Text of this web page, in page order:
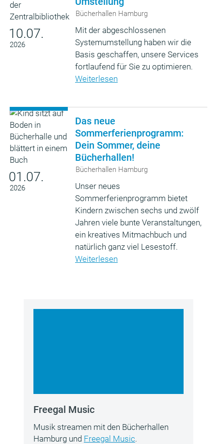
10.07.
2026
Bücherhallen Hamburg
Mit der abgeschlossenen
Systemumstellung haben wir die
Basis geschaffen, unsere Services
fortlaufend für Sie zu optimieren.
Weiterlesen
01.07.
2026
Das neue
Sommerferienprogramm:
Dein Sommer, deine
Bücherhallen!
Bücherhallen Hamburg
Unser neues
Sommerferienprogramm bietet
Kindern zwischen sechs und zwölf
Jahren viele bunte Veranstaltungen,
ein kreatives Mitmachbuch und
natürlich ganz viel Lesestoff.
Weiterlesen
Freegal Music
Musik streamen mit den Bücherhallen
Hamburg und Freegal Music.